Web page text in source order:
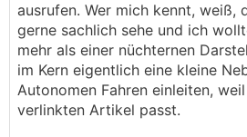
ausrufen. Wer mich kennt, weiß,
gerne sachlich sehe und ich
mehr als einer nüchternen
im Kern eigentlich eine kleine
Autonomen Fahren einleiten,
verlinkten Artikel passt.